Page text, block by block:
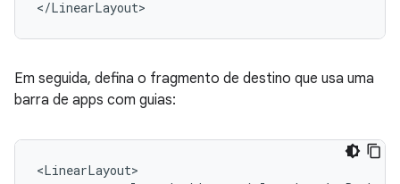
Em seguida, defina o fragmento de destino que usa uma
barra de apps com guias: